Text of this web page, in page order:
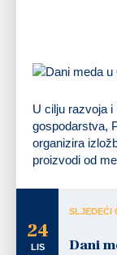
U cilju razvoja
gospodarstva,
organizira
proizvodi od
24
LIS
SLJEDEĆI
Dani